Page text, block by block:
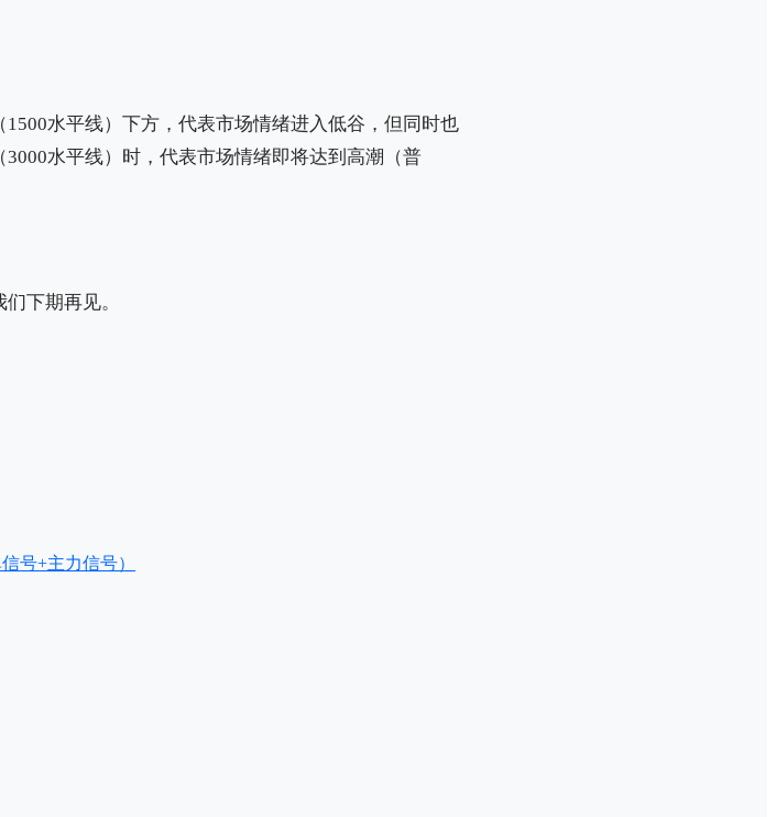
水平线）下方，代表市场情绪进入低谷，但同时也
水平线）时，代表市场情绪即将达到高潮（普
下期再见。
号+主力信号）